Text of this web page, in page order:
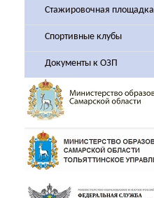
Стажировочная площадка
Спортивные клубы
Документы к ОЗП